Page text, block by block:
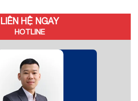
LIÊN HỆ NGAY
HOTLINE